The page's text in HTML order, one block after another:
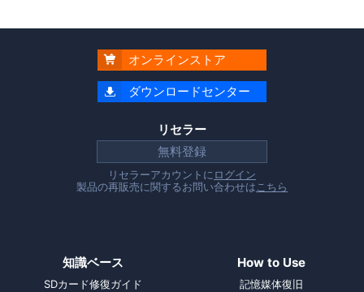
 オンラインストア
 ダウンロードセンター
リセラー
無料登録
リセラーアカウントに ログイン
製品の再販売に関するお問い合わせは こちら
知識ベース
SDカード修復ガイド
How to Use
記憶媒体復旧